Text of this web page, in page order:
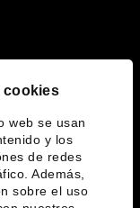
cookies
web se usan
y los
de redes
Además,
sobre el uso